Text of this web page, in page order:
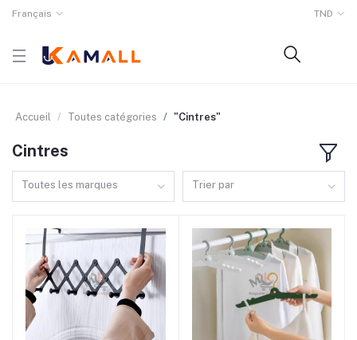
Français TND
Accueil Toutes catégories "Cintres"
Cintres
Toutes les marques Trier par